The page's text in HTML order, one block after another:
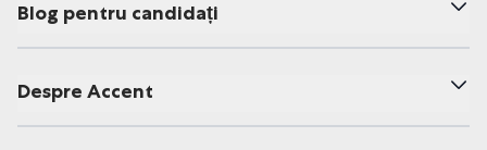
Blog pentru candidați
Despre Accent